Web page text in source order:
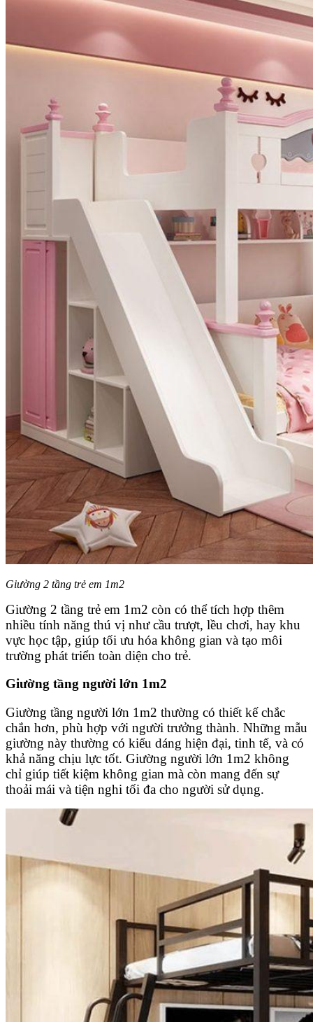
Giường 2 tầng trẻ em 1m2
Giường 2 tầng trẻ em 1m2 còn có thể tích hợp thêm
nhiều tính năng thú vị như cầu trượt, lều chơi, hay khu
vực học tập, giúp tối ưu hóa không gian và tạo môi
trường phát triển toàn diện cho trẻ.
Giường tầng người lớn 1m2
Giường tầng người lớn 1m2 thường có thiết kế chắc
chắn hơn, phù hợp với người trưởng thành. Những mẫu
giường này thường có kiểu dáng hiện đại, tinh tế, và có
khả năng chịu lực tốt. Giường người lớn 1m2 không
chỉ giúp tiết kiệm không gian mà còn mang đến sự
thoải mái và tiện nghi tối đa cho người sử dụng.